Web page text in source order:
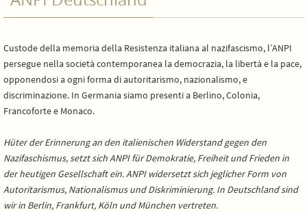
Custode della memoria della Resistenza italiana al nazifascismo, l’ANPI
persegue nella società contemporanea la democrazia, la libertà e la pace,
opponendosi a ogni forma di autoritarismo, nazionalismo, e
discriminazione. In Germania siamo presenti a Berlino, Colonia,
Francoforte e Monaco.
Hüter der Erinnerung an den italienischen Widerstand gegen den
Nazifaschismus, setzt sich ANPI für Demokratie, Freiheit und Frieden in
der heutigen Gesellschaft ein. ANPI widersetzt sich jeglicher Form von
Autoritarismus, Nationalismus und Diskriminierung. In Deutschland sind
wir in Berlin, Frankfurt, Köln und München vertreten.